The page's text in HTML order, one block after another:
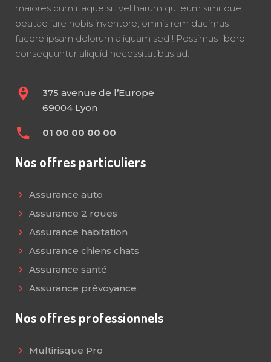
maiores cum itaque sit vel harum qui eum similique
beatae iure nobis inventore, omnis rem ducimus
facere ipsam dolorum aliquam sed ! Possimus libero
consequuntur aliquid necessitatibus ad.
375 avenue de l’Europe
69004 Lyon
01 00 00 00 00
Nos offres particuliers
Assurance auto
Assurance 2 roues
Assurance habitation
Assurance chiens chats
Assurance santé
Assurance prévoyance
Nos offres professionnels
Multirisque Pro